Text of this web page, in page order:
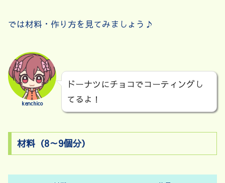
では材料・作り方を見てみましょう♪
kenchico
ドーナツにチョコでコーティングし
てるよ！
材料（8～9個分）